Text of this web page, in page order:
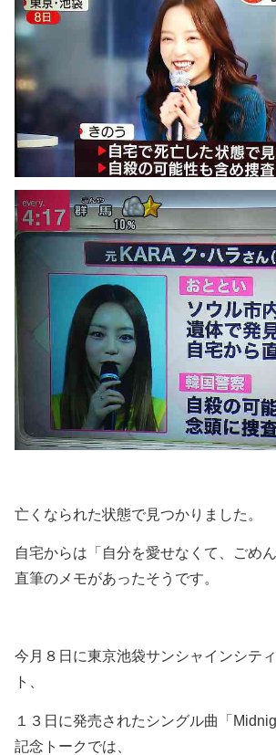
亡くなられた状態で見つかりました。
自宅からは「自分を愛せなくて、ごめ
直筆のメモがあったそうです。
今月８日に東京池袋サンシャインシテ
ト、
１３日に発売されたシングル曲「
記念トークでは、